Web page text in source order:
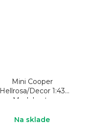
Mini Cooper
Hellrosa/Decor 1:43
Model auta
Na sklade